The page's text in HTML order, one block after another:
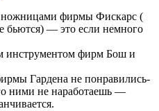
фирмы Фискарс (
бьются) — это если немного
инструментом фирм Бош и
Гардена не понравились-
ними не наработаешь —